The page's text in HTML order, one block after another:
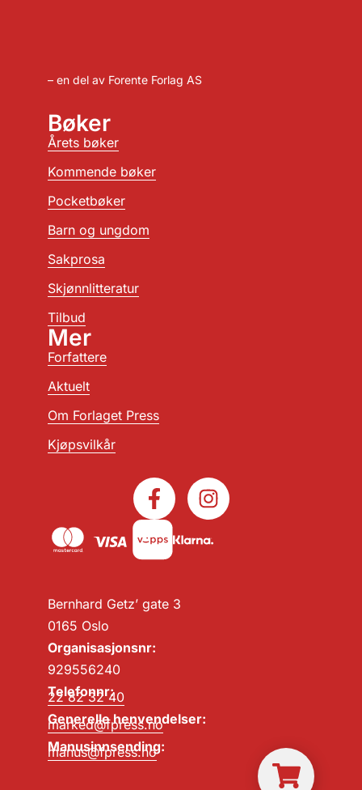
– en del av Forente Forlag AS
Bernhard Getz’ gate 3
0165 Oslo
Organisasjonsnr:
929556240
Telefonnr:
22 82 32 40
Generelle henvendelser:
marked@fpress.no
Manusinnsending:
manus@fpress.no
Bøker
Årets bøker
Kommende bøker
Pocketbøker
Barn og ungdom
Sakprosa
Skjønnlitteratur
Tilbud
Mer
Forfattere
Aktuelt
Om Forlaget Press
Kjøpsvilkår